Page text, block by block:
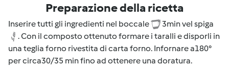
Preparazione della ricetta
Inserire tutti gli ingredienti nel boccale
3min vel spiga
. Con il composto ottenuto formare i taralli e disporli in
una teglia forno rivestita di carta forno. Infornare a180°
per circa30/35 min fino ad ottenere una doratura.